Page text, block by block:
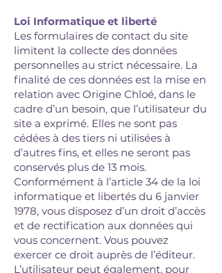
Loi Informatique et liberté
Les formulaires de contact du site
limitent la collecte des données
personnelles au strict nécessaire. La
finalité de ces données est la mise en
relation avec Origine Chloé, dans le
cadre d’un besoin, que l’utilisateur du
site a exprimé. Elles ne sont pas
cédées à des tiers ni utilisées à
d’autres fins, et elles ne seront pas
conservés plus de 13 mois.
Conformément à l’article 34 de la loi
informatique et libertés du 6 janvier
1978, vous disposez d’un droit d’accès
et de rectification aux données qui
vous concernent. Vous pouvez
exercer ce droit auprès de l’éditeur.
L’utilisateur peut également, pour